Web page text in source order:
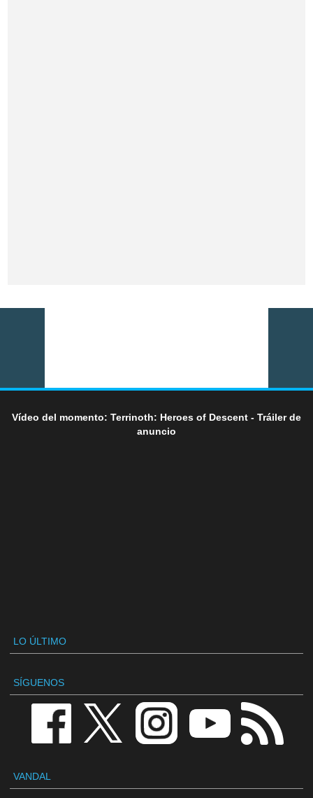
Vídeo del momento: Terrinoth: Heroes of Descent - Tráiler de
anuncio
LO ÚLTIMO
SÍGUENOS
VANDAL